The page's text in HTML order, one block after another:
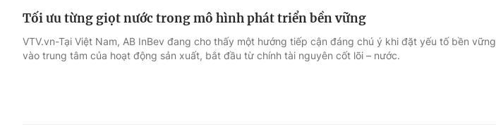
Tối ưu từng giọt nước trong mô hình phát triển bền vững
VTV.vn-Tại Việt Nam, AB InBev đang cho thấy một hướng tiếp cận đáng chú ý khi đặt yếu tố bền vững
vào trung tâm của hoạt động sản xuất, bắt đầu từ chính tài nguyên cốt lõi – nước.